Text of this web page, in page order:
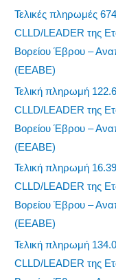
Τελικές πληρωμές
CLLD/LEADER της
Βορείου Έβρου –
(ΕΕΑΒΕ)
Τελική πληρωμή
CLLD/LEADER της
Βορείου Έβρου –
(ΕΕΑΒΕ)
Τελική πληρωμή
CLLD/LEADER της
Βορείου Έβρου –
(ΕΕΑΒΕ)
Τελική πληρωμή
CLLD/LEADER της